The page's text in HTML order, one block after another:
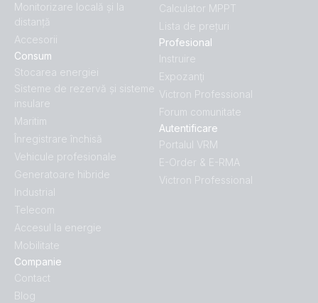
Monitorizare locală și la
distanță
Accesorii
Consum
Stocarea energiei
Sisteme de rezervă și sisteme
insulare
Maritim
Înregistrare închisă
Vehicule profesionale
Generatoare hibride
Industrial
Telecom
Accesul la energie
Mobilitate
Companie
Contact
Blog
Calculator MPPT
Lista de prețuri
Profesional
Instruire
Expozanţi
Victron Professional
Forum comunitate
Autentificare
Portalul VRM
E-Order & E-RMA
Victron Professional